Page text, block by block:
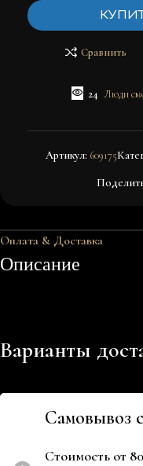
Сравнить
24 Люди
Артикул: 609175
Оплата & Доставка
Описание
Варианты
Самовывоз
Стоимость от